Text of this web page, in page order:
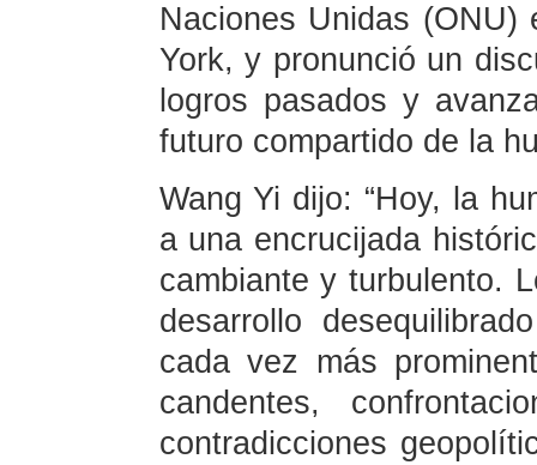
Naciones Unidas
York, y pronunció un
logros pasados y
futuro compartido de la
Wang Yi dijo: “Hoy, la
a una encrucijada
cambiante y turbulento.
desarrollo
cada vez más
candentes,
contradicciones